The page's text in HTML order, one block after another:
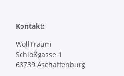
Kontakt:
WollTraum
Schloßgasse 1
63739 Aschaffenburg